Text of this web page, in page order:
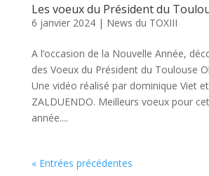
Les voeux du Président du
6 janvier 2024| News du TOXIII
A l’occasion de la Nouvelle Année,
des Voeux du Président du Toulouse
Une vidéo réalisé par dominique Viet
ZALDUENDO. Meilleurs voeux pour
année....
« Entrées précédentes